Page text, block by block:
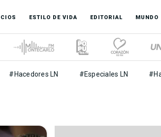
ESTILO DE VIDA EDITORIAL MUNDO
#Hacedores LN #Especiales LN